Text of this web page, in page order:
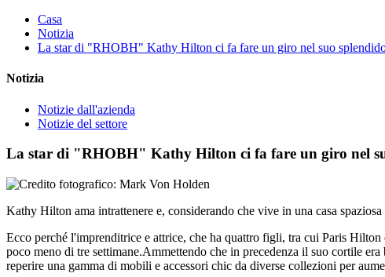
Casa
Notizia
La star di "RHOBH" Kathy Hilton ci fa fare un giro nel suo
Notizia
Notizie dall'azienda
Notizie del settore
La star di "RHOBH" Kathy Hilton ci fa fare un giro nel
Kathy Hilton ama intrattenere e, considerando che vive in una casa
Ecco perché l'imprenditrice e attrice, che ha quattro figli, tra cui Paris
poco meno di tre settimane.Ammettendo che in precedenza il suo cortile
reperire una gamma di mobili e accessori chic da diverse collezioni per